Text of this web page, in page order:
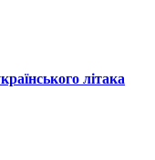
літака